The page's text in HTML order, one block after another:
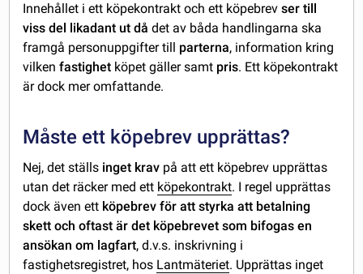
Innehållet i ett köpekontrakt och ett köpebrevser till
viss del likadant ut då det av båda handlingarna ska
framgå personuppgifter till parterna, information kring
vilkenfastighet köpet gäller samt pris. Ett köpekontrakt
är dock mer omfattande.
Måste ett köpebrev upprättas?
Nej, det ställs inget krav på att ett köpebrev upprättas
utan det räcker med ett köpekontrakt. I regel upprättas
dock även ett köpebrev för att styrka att betalning
skett och oftast är det köpebrevet som bifogas en
ansökan om lagfart, d.v.s. inskrivning i
fastighetsregistret, hos Lantmäteriet. Upprättas inget